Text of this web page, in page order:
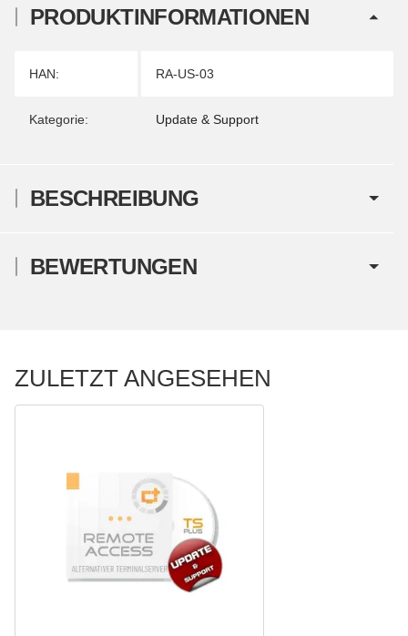
PRODUKTINFORMATIONEN
Produkteigenschaft
Wert
HAN: RA-US-03
Kategorie: Update & Support
BESCHREIBUNG
BEWERTUNGEN
ZULETZT ANGESEHEN